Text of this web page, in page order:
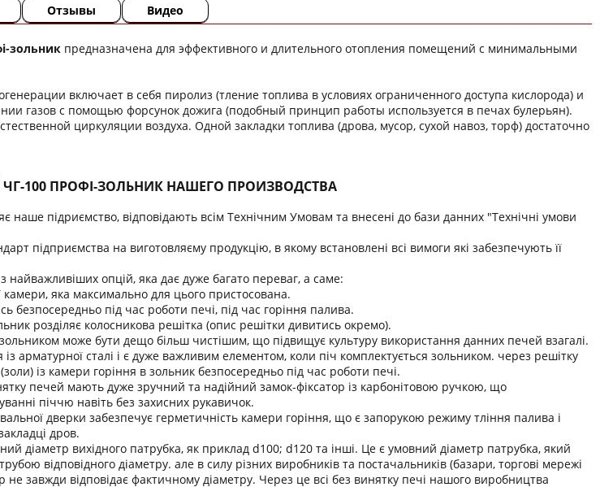
Отзывы Видео
зольник предназначена для эффективного и длительного отопления помещений с минимальными
включает в себя пиролиз (тление топлива в условиях ограниченного доступа кислорода) и
газов с помощью форсунок дожига (подобный принцип работы используется в печах булерьян).
циркуляции воздуха. Одной закладки топлива (дрова, мусор, сухой навоз, торф) достаточно
100 ПРОФІ-ЗОЛЬНИК НАШЕГО ПРОИЗВОДСТВА
наше підриємство, відповідають всім Технічним Умовам та внесені до бази данних "Технічні умови
підприємства на виготовляєму продукцію, в якому встановлені всі вимоги які забезпечують її
найважливіших опцій, яка дає дуже багато переваг, а саме:
камери, яка максимально для цього пристосована.
безпосередньо під час роботи печі, під час горіння палива.
розділяє колосникова решітка (опис решітки дивитись окремо).
може бути дещо більш чистішим, що підвищує культуру використання данних печей взагалі.
арматурної сталі і є дуже важливим елементом, коли піч комплектується зольником. через решітку
із камери горіння в зольник безпосередньо під час роботи печі.
печей мають дуже зручний та надійний замок-фіксатор із карбонітовою ручкою, що
піччю навіть без захисних рукавичок.
дверки забезпечує герметичність камери горіння, що є запорукою режиму тління палива і
дров.
діаметр вихідного патрубка, як приклад d100; d120 та інші. Це є умовний діаметр патрубка, який
відповідного діаметру. але в силу різних виробників та постачальників (базари, торгові мережі
не завжди відповідає фактичному діаметру. Через це всі без винятку печі нашого виробництва